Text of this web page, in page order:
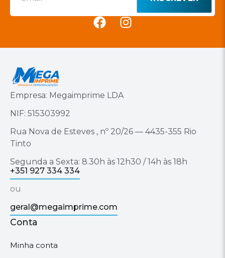
Empresa: Megaimprime LDA
NIF: 515303992
Rua Nova de Esteves , nº 20/26 — 4435-355 Rio
Tinto
Segunda a Sexta: 8.30h às 12h30 / 14h às 18h
+351 927 334 334
ou
geral@megaimprime.com
Conta
Minha conta